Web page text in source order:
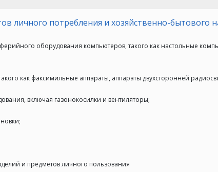
личного потребления и хозяйственно-бытового
оборудования компьютеров, такого как настольные
как факсимильные аппараты, аппараты двухсторонней
включая газонокосилки и вентиляторы;
и предметов личного пользования